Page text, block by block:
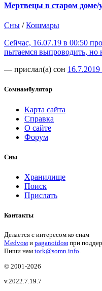
Мертвецы в старом доме/
Сны /Кошмары
Сейчас, 16.07.19 в 00:50
пытаемся выпроводить, но
— прислал(а) сон 16.7.2019
Сомнамбулятор
Карта сайта
Справка
О сайте
Форум
Сны
Хранилище
Поиск
Прислать
Контакты
Делается с интересом ко снам
Medvом и paganoidом при
Пиши нам tork@somn.info.
© 2001 -2026
v.2022.7.19.7